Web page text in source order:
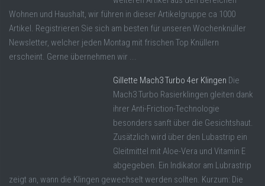
Wohnen und Haushalt, wir führen in dieser Artikelgruppe ca 1000
Artikel. Registrieren Sie sich am besten für unseren Wochenknüller
Newsletter, welcher jeden Montag mit frischen Top Knüllern
erscheint. Gerne übernehmen wir ...
Gillette Mach3 Turbo 4er Klingen Die
Mach3 Turbo Rasierklingen gleiten dank
ihrer Anti-Friction-Technologie
besonders sanft über die Gesichtshaut.
Zusätzlich wird über den Lubastrip ein
Gleitmittel mit Aloe-Vera und Vitamin E
abgegeben. Ein Indikator am Lubrastrip
zeigt an, wann die Klingen gewechselt werden sollten. Kurzum: Die